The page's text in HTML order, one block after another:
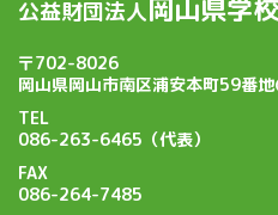
公益財団法人岡山県学
〒702-8026
岡山県岡山市南区浦安本町59番地
TEL
086-263-6465（代表）
FAX
086-264-7485